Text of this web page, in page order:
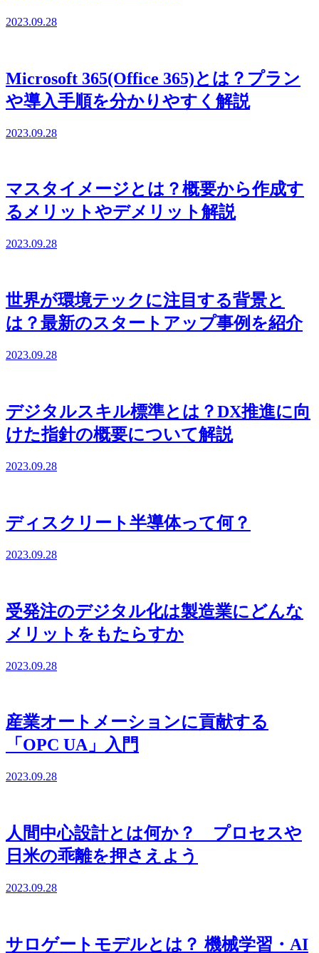
2023.09.28
Microsoft 365(Office 365)とは？プラン
や導入手順を分かりやすく解説
2023.09.28
マスタイメージとは？概要から作成す
るメリットやデメリット解説
2023.09.28
世界が環境テックに注目する背景と
は？最新のスタートアップ事例を紹介
2023.09.28
デジタルスキル標準とは？DX推進に向
けた指針の概要について解説
2023.09.28
ディスクリート半導体って何？
2023.09.28
受発注のデジタル化は製造業にどんな
メリットをもたらすか
2023.09.28
産業オートメーションに貢献する
「OPC UA」入門
2023.09.28
人間中心設計とは何か？ プロセスや
日米の乖離を押さえよう
2023.09.28
サロゲートモデルとは？ 機械学習・AI